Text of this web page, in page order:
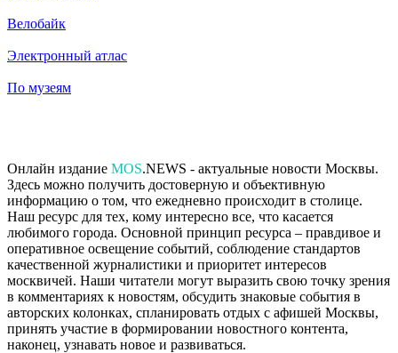
Велобайк
Электронный атлас
По музеям
Онлайн издание MOS.NEWS - актуальные новости Москвы.
Здесь можно получить достоверную и объективную
информацию о том, что ежедневно происходит в столице.
Наш ресурс для тех, кому интересно все, что касается
любимого города. Основной принцип ресурса – правдивое и
оперативное освещение событий, соблюдение стандартов
качественной журналистики и приоритет интересов
москвичей. Наши читатели могут выразить свою точку зрения
в комментариях к новостям, обсудить знаковые события в
авторских колонках, спланировать отдых с афишей Москвы,
принять участие в формировании новостного контента,
наконец, узнавать новое и развиваться.